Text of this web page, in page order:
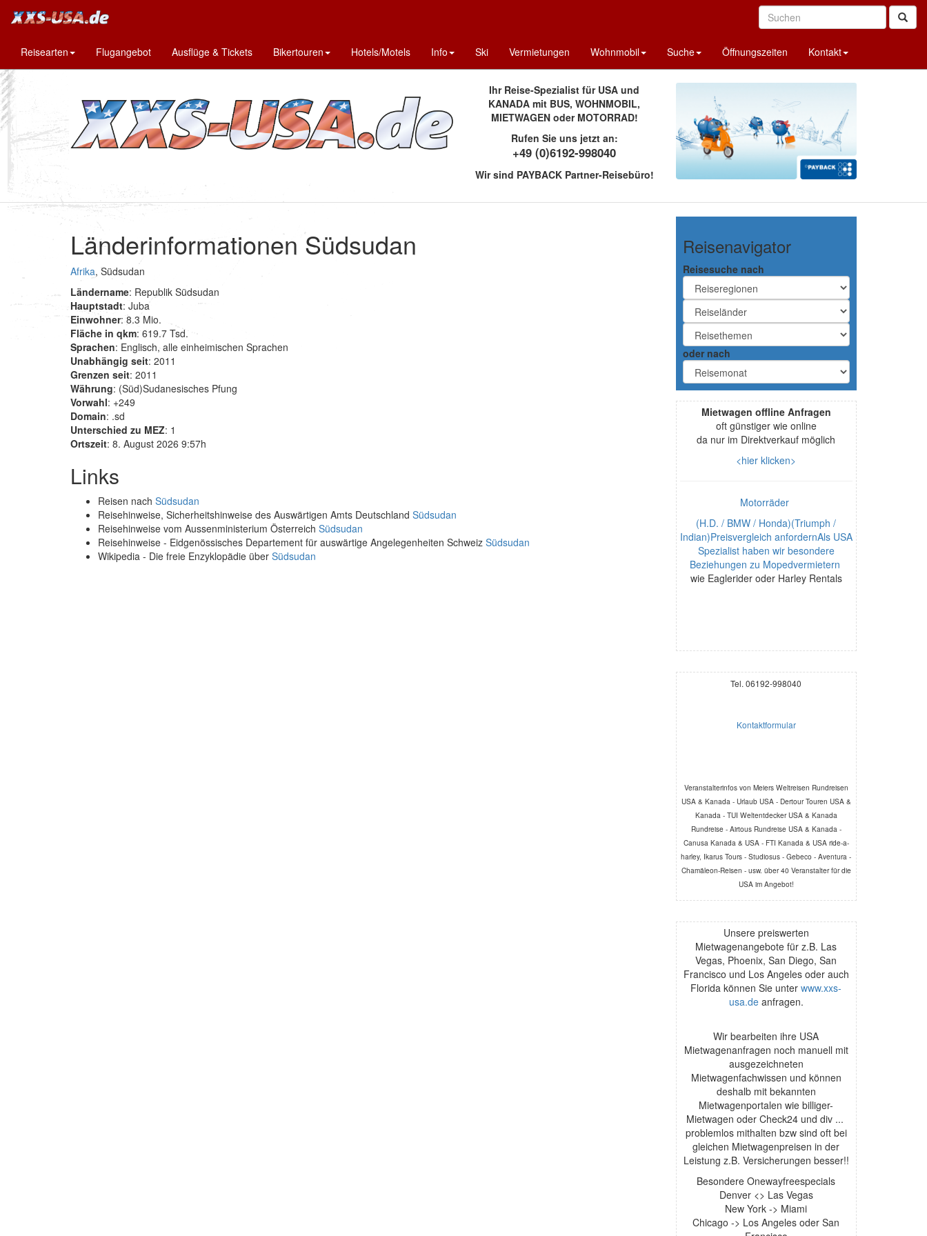
Ihr Reise-Spezialist für USA und
KANADA mit BUS, WOHNMOBIL,
MIETWAGEN oder MOTORRAD!
Rufen Sie uns jetzt an:
+49 (0)6192-998040
Wir sind PAYBACK Partner-Reisebüro!
Reisearten Flugangebot Ausflüge & Tickets Bikertouren Hotels/Motels Info Ski Vermietungen Wohnmobil Suche Öffnungszeiten Kontakt
Länderinformationen Südsudan
Afrika, Südsudan
Ländername: Republik Südsudan
Hauptstadt: Juba
Einwohner: 8.3 Mio.
Fläche in qkm: 619.7 Tsd.
Sprachen: Englisch, alle einheimischen Sprachen
Unabhängig seit: 2011
Grenzen seit: 2011
Währung: (Süd)Sudanesisches Pfung
Vorwahl: +249
Domain: .sd
Unterschied zu MEZ: 1
Ortszeit: 8. August 2026 9:57h
Links
Reisen nach Südsudan
Reisehinweise, Sicherheitshinweise des Auswärtigen Amts Deutschland Südsudan
Reisehinweise vom Aussenministerium Österreich Südsudan
Reisehinweise - Eidgenössisches Departement für auswärtige Angelegenheiten Schweiz Südsudan
Wikipedia - Die freie Enzyklopädie über Südsudan
Reisenavigator
Reisesuche nach
oder nach
Mietwagen offline Anfragen
oft günstiger wie online
da nur im Direktverkauf möglich
<hier klicken>
Motorräder
(H.D. / BMW / Honda)(Triumph /
Indian)Preisvergleich anfordernAls USA
Spezialist haben wir besondere
Beziehungen zu Mopedvermietern
wie Eaglerider oder Harley Rentals
Tel. 06192-998040
Kontaktformular
Veranstalterinfos von Meiers Weltreisen Rundreisen
USA & Kanada - Urlaub USA - Dertour Touren USA &
Kanada - TUI Weltentdecker USA & Kanada
Rundreise - Airtous Rundreise USA & Kanada -
Canusa Kanada & USA - FTI Kanada & USA ride-a-
harley, Ikarus Tours - Studiosus - Gebeco - Aventura -
Chamäleon-Reisen - usw. über 40 Veranstalter für die
USA im Angebot!
Unsere preiswerten
Mietwagenangebote für z.B. Las
Vegas, Phoenix, San Diego, San
Francisco und Los Angeles oder auch
Florida können Sie unterwww.xxs-
usa.deanfragen.
Wir bearbeiten ihre USA
Mietwagenanfragen noch manuell mit
ausgezeichneten
Mietwagenfachwissen und können
deshalb mit bekannten
Mietwagenportalen wie billiger-
Mietwagen oder Check24 und div ...
problemlos mithalten bzw sind oft bei
gleichen Mietwagenpreisen in der
Leistung z.B. Versicherungen besser!!
Besondere Onewayfreespecials
Denver <> Las Vegas
New York -> Miami
Chicago -> Los Angeles oder San